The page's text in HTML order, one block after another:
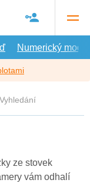
Numerický model
Vyhledání
ze stovek
vám odhalí